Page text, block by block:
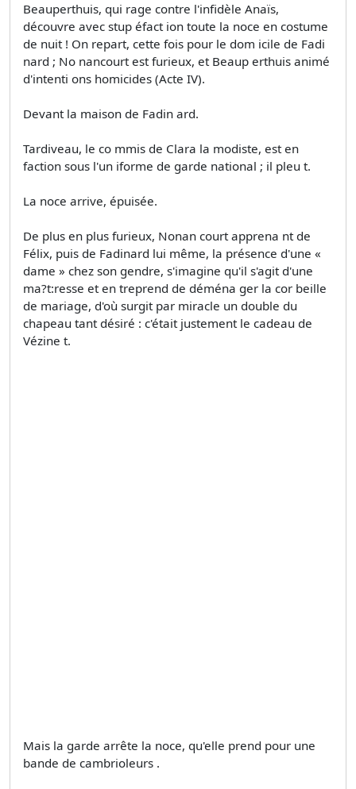
Beauperthuis, qui rage contre l'infidèle Anaïs,
découvre avec stup éfact ion toute la noce en costume
de nuit ! On repart, cette fois pour le dom icile de Fadi
nard ; No nancourt est furieux, et Beaup erthuis animé
d'intenti ons homicides (Acte IV).
Devant la maison de Fadin ard.
Tardiveau, le co mmis de Clara la modiste, est en
faction sous l'un iforme de garde national ; il pleu t.
La noce arrive, épuisée.
De plus en plus furieux, Nonan court apprena nt de
Félix, puis de Fadinard lui même, la présence d'une «
dame » chez son gendre, s'imagine qu'il s'agit d'une
ma?t:resse et en treprend de déména ger la cor beille
de mariage, d'où surgit par miracle un double du
chapeau tant désiré : c'était justement le cadeau de
Vézine t.
Mais la garde arrête la noce, qu'elle prend pour une
bande de cambrioleurs .